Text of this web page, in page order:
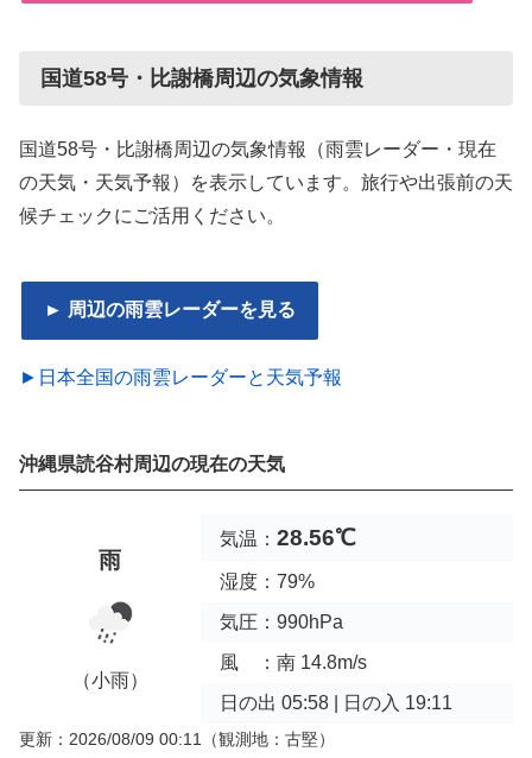
国道58号・比謝橋周辺の気象情報
国道58号・比謝橋周辺の気象情報（雨雲レーダー・現在
の天気・天気予報）を表示しています。旅行や出張前の天
候チェックにご活用ください。
► 周辺の雨雲レーダーを見る
►日本全国の雨雲レーダーと天気予報
沖縄県読谷村周辺の現在の天気
雨
（小雨）
気温： 28.56℃
湿度：79%
気圧：990hPa
風 ：南 14.8m/s
日の出 05:58 | 日の入 19:11
更新：2026/08/09 00:11 （観測地：古堅）